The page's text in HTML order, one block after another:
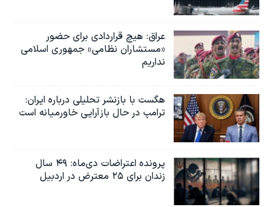
عراق: هیچ قراردادی برای حضور
«مستشاران نظامی» جمهوری اسلامی
نداریم
هگست با بازنشر تحلیلی درباره ایران:
ترامپ در حال بازآرایی خاورمیانه است
پرونده اعتراضات دی‌ماه: ۴۹ سال
زندان برای ۲۵ معترض در اردبیل